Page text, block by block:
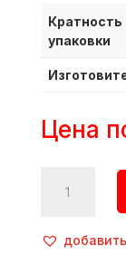
Кратность
упаковки
Цена
товара
для